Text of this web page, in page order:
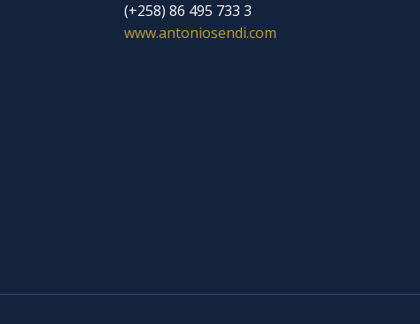
(+258) 86 495 733 3
www.antoniosendi.com